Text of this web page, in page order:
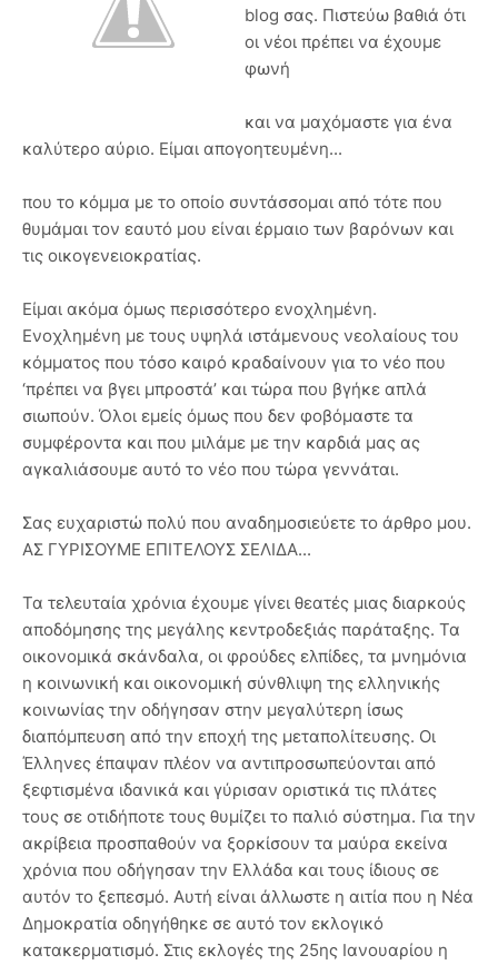
blog σας. Πιστεύω βαθιά ότι
οι νέοι πρέπει να έχουμε
φωνή
και να μαχόμαστε για ένα
καλύτερο αύριο. Είμαι απογοητευμένη...
που το κόμμα με το οποίο συντάσσομαι από τότε που
θυμάμαι τον εαυτό μου είναι έρμαιο των βαρόνων και
τις οικογενειοκρατίας.
Eίμαι ακόμα όμως περισσότερο ενοχλημένη.
Ενοχλημένη με τους υψηλά ιστάμενους νεολαίους του
κόμματος που τόσο καιρό κραδαίνουν για το νέο που
‘πρέπει να βγει μπροστά’ και τώρα που βγήκε απλά
σιωπούν. Όλοι εμείς όμως που δεν φοβόμαστε τα
συμφέροντα και που μιλάμε με την καρδιά μας ας
αγκαλιάσουμε αυτό το νέο που τώρα γεννάται.
Σας ευχαριστώ πολύ που αναδημοσιεύετε το άρθρο μου.
ΑΣ ΓΥΡΙΣΟΥΜΕ ΕΠΙΤΕΛΟΥΣ ΣΕΛΙΔΑ...
Τα τελευταία χρόνια έχουμε γίνει θεατές μιας διαρκούς
αποδόμησης της μεγάλης κεντροδεξιάς παράταξης. Τα
οικονομικά σκάνδαλα, οι φρούδες ελπίδες, τα μνημόνια
η κοινωνική και οικονομική σύνθλιψη της ελληνικής
κοινωνίας την οδήγησαν στην μεγαλύτερη ίσως
διαπόμπευση από την εποχή της μεταπολίτευσης. Οι
Έλληνες έπαψαν πλέον να αντιπροσωπεύονται από
ξεφτισμένα ιδανικά και γύρισαν οριστικά τις πλάτες
τους σε οτιδήποτε τους θυμίζει το παλιό σύστημα. Για την
ακρίβεια προσπαθούν να ξορκίσουν τα μαύρα εκείνα
χρόνια που οδήγησαν την Ελλάδα και τους ίδιους σε
αυτόν το ξεπεσμό. Αυτή είναι άλλωστε η αιτία που η Νέα
Δημοκρατία οδηγήθηκε σε αυτό τον εκλογικό
κατακερματισμό. Στις εκλογές της 25ης Ιανουαρίου η